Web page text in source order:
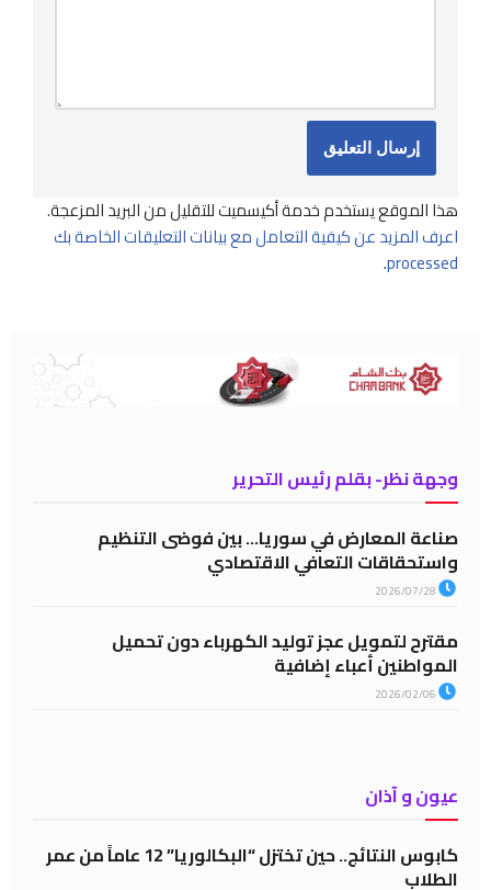
هذا الموقع يستخدم خدمة أكيسميت للتقليل من البريد المزعجة.
اعرف المزيد عن كيفية التعامل مع بيانات التعليقات الخاصة بك
processed
.
وجهة نظر- بقلم رئيس التحرير
صناعة المعارض في سوريا… بين فوضى التنظيم
واستحقاقات التعافي الاقتصادي
مقترح لتمويل عجز توليد الكهرباء دون تحميل
المواطنين أعباء إضافية
عيون و آذان
كابوس النتائج.. حين تختزل “البكالوريا” 12 عاماً من عمر
الطلاب